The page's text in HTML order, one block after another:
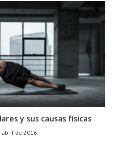
y sus causas físicas
abril de 2016